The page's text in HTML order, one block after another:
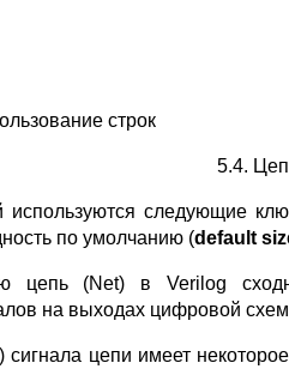
строк
5.4.
используются следующие
по умолчанию (default
цепь (Net) в Verilog
на выходах цифровой
сигнала цепи имеет